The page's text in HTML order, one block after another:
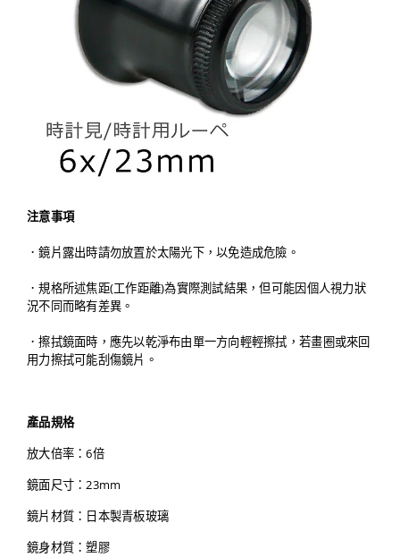
注意事項
．鏡片露出時請勿放置於太陽光下，以免造成危險。
．規格所述焦距(工作距離)為實際測試結果，但可能因個人視力狀
況不同而略有差異。
．擦拭鏡面時，應先以乾淨布由單一方向輕輕擦拭，若畫圈或來回
用力擦拭可能刮傷鏡片。
產品規格
放大倍率：6倍
鏡面尺寸：23mm
鏡片材質：日本製青板玻璃
鏡身材質：塑膠